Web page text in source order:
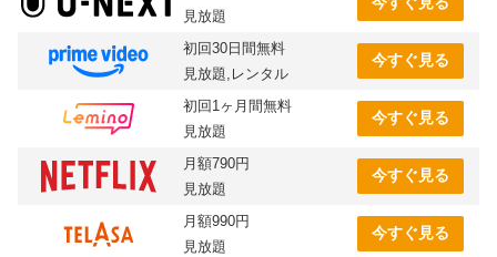
見放題
初回30日間無料
見放題,レンタル
今すぐ見る
初回1ヶ月間無料
見放題
今すぐ見る
月額790円
見放題
今すぐ見る
月額990円
見放題
今すぐ見る